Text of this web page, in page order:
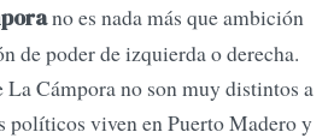
no es nada más que ambición
de poder de izquierda o derecha.
Cámpora no son muy distintos a
políticos viven en Puerto Madero y